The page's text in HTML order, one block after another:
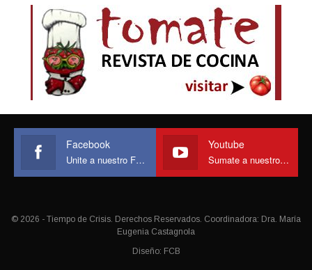
Facebook
Unite a nuestro Face
Youtube
Sumate a nuestro canal
© 2026 - Tiempo de Crisis. Derechos Reservados. Coordinadora: Dra. María
Eugenia Castagnola
Diseño: FCB